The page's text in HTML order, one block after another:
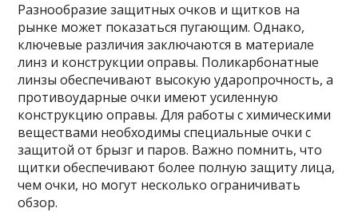
Разнообразие защитных очков и щитков на
рынке может показаться пугающим. Однако,
ключевые различия заключаются в материале
линз и конструкции оправы. Поликарбонатные
линзы обеспечивают высокую ударопрочность, а
противоударные очки имеют усиленную
конструкцию оправы. Для работы с химическими
веществами необходимы специальные очки с
защитой от брызг и паров. Важно помнить, что
щитки обеспечивают более полную защиту лица,
чем очки, но могут несколько ограничивать
обзор.